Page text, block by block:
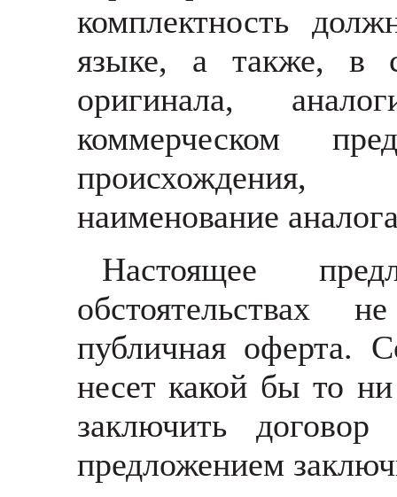
комплектность
языке, а также, в
оригинала,
коммерческом
происхождения,
наименование
Настоящее
обстоятельствах
публичная оферта.
несет какой бы то
заключить
предложением